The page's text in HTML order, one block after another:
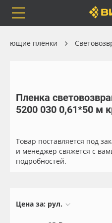
Каталог
Бренды
Оплата
Весь каталог
Самоклеящиеся плёнки
Чернила
плёнки
Пленка
5200 030 0,61*50 м
Товар поставляется под
и менеджер свяжется с
подробностей.
Цена за: рул.